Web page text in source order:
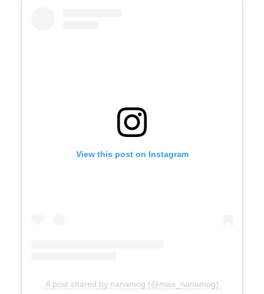
View this post on Instagram
A post shared by nanamog (@maa_nanamog)